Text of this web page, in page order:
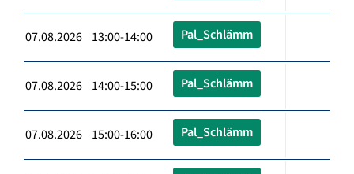
07.08.2026 13:00-14:00 Pal_Schlämm
07.08.2026 14:00-15:00 Pal_Schlämm
07.08.2026 15:00-16:00 Pal_Schlämm